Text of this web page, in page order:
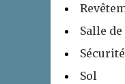
Salle
Sécurité
Sol